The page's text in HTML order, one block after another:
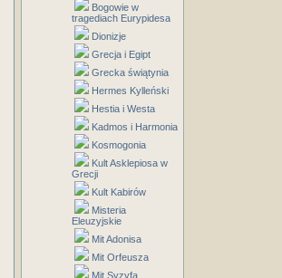
Bogowie w
tragediach Eurypidesa
Dionizje
Grecja i Egipt
Grecka świątynia
Hermes Kylleński
Hestia i Westa
Kadmos i Harmonia
Kosmogonia
Kult Asklepiosa w
Grecji
Kult Kabirów
Misteria
Eleuzyjskie
Mit Adonisa
Mit Orfeusza
Mit Syzyfa